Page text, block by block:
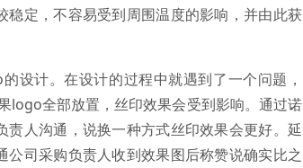
定，不容易受到周围温度的影响，并由此获
计。在设计的过程中就遇到了一个问题，
logo全部放置，丝印效果会受到影响。通过诺
人沟通，说换一种方式丝印效果会更好。延
司采购负责人收到效果图后称赞说确实比之